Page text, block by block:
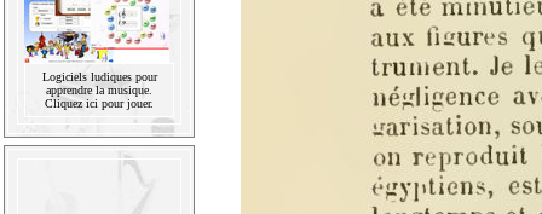
Logiciels ludiques pour
apprendre la musique.
Cliquez ici pour jouer.